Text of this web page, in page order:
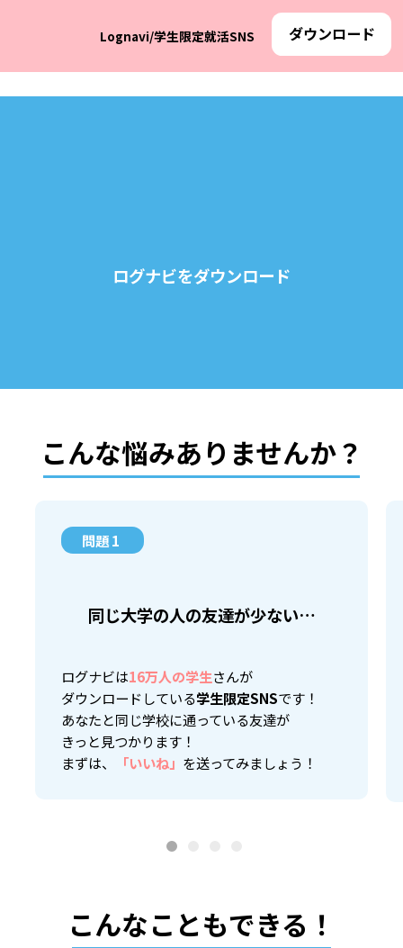
Lognavi/学生限定就活SNS ダウンロード
ログナビをダウンロード
こんな悩みありませんか？
問題 1
同じ大学の人の友達が少ない…
ログナビは16万人の学生さんが
ダウンロードしている学生限定SNSです！
あなたと同じ学校に通っている友達が
きっと見つかります！
まずは、
「いいね」 を送ってみましょう！
こんなこともできる！